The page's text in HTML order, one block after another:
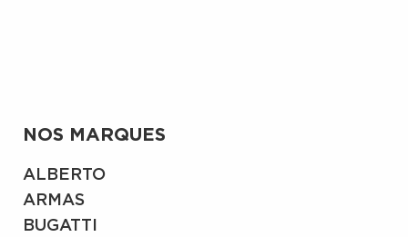
NOS MARQUES
ALBERTO
ARMAS
BUGATTI